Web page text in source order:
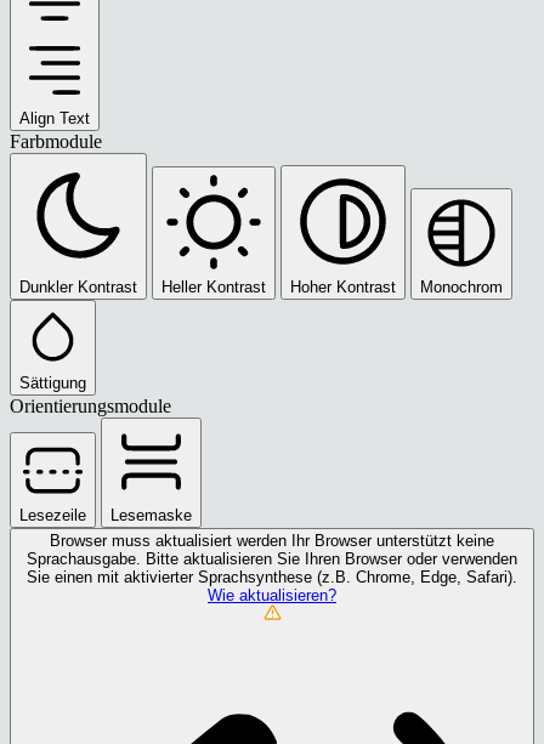
Align Text
Farbmodule
Dunkler Kontrast Heller Kontrast Hoher Kontrast Monochrom
Sättigung
Orientierungsmodule
Lesezeile
Lesemaske
Browser muss aktualisiert werden
Ihr Browser unterstützt keine
Sprachausgabe. Bitte aktualisieren Sie Ihren Browser oder verwenden
Sie einen mit aktivierter Sprachsynthese (z.B. Chrome, Edge, Safari).
Wie aktualisieren?